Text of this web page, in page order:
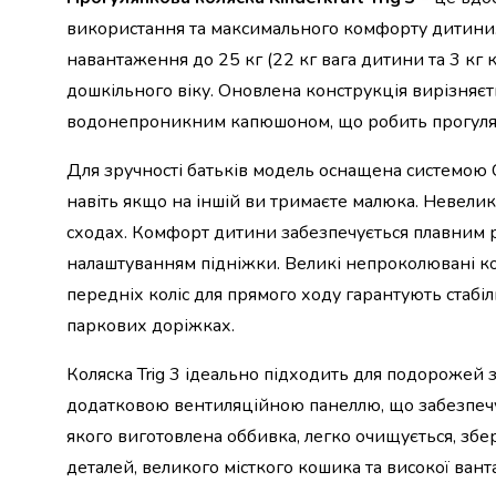
набори
алкоголю
Продукти
напої
Олія
Макаронні
вироби
Сухі
сніданки
Їжа
швидкого
приготування
Спеції
та
приправи
Цукор
Все
використання та максимального комфорту
навантаження до 25 кг (22 кг вага дитини та 3
дошкільного віку. Оновлена конструкція
водонепроникним капюшоном, що робить
Для зручності батьків модель оснащена системою
навіть якщо на іншій ви тримаєте малюка.
сходах. Комфорт дитини забезпечується
налаштуванням підніжки. Великі непроколювані
передніх коліс для прямого ходу гарантують
паркових доріжках.
Коляска Trig 3 ідеально підходить для
додатковою вентиляційною панеллю, що
якого виготовлена оббивка, легко очищується,
деталей, великого місткого кошика та високої